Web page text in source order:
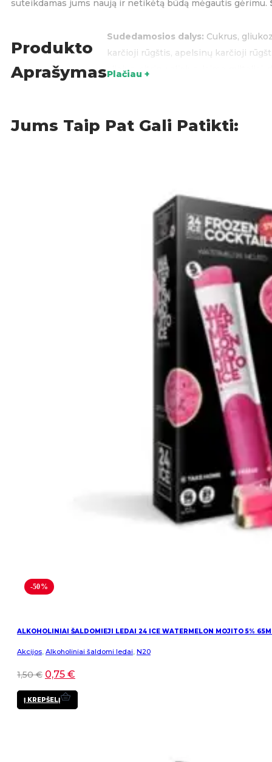
suteikdamas jums naują ir netikėtą būdą mėgautis gėrimu.
Produkto
Aprašymas
Sudedamosios dalys: Cukrus,
karčioji rūgštis, apelsinų karčioji
aliejus, citrinų aliejus, laimo milteliai,
Kilmės šalis:
Nyderlandai.
Grynasis kiekis: 140g.
Plačiau +
Jums Taip Pat Gali Patikti:
-50%
ALKOHOLINIAI ŠALDOMIEJI LEDAI 24 ICE WATERMELON MOJITO 5%
Akcijos, Alkoholiniai šaldomi ledai, N20
1,50€ 0,75 €
Į KREPŠELĮ